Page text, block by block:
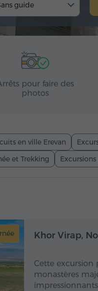
guide
pour faire des
photos
en ville Erevan
et Trekking
Khor Virap,
Cette excursion
monastères